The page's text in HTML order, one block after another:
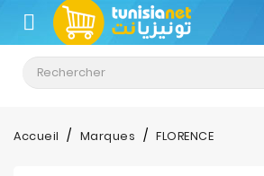
CATÉGORIE
Climatisation
Informatique
Accueil Marques FLORENCE